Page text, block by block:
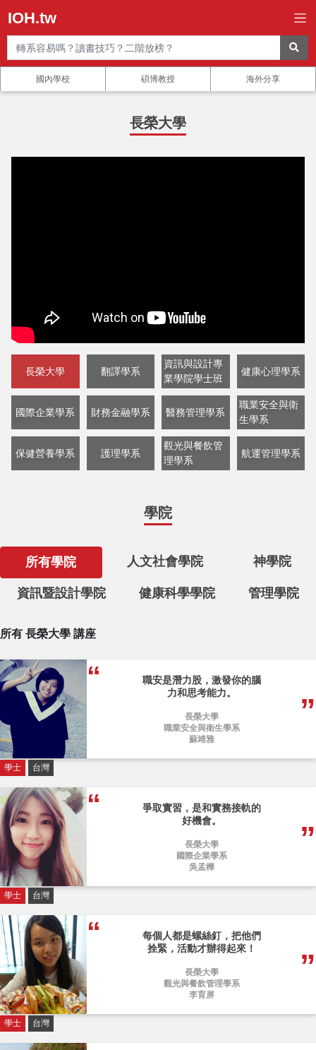
IOH.tw
國內學校 碩博教授 海外分享
長榮大學
長榮大學 翻譯學系
資訊與設計專
業學院學士班
健康心理學系
國際企業學系 財務金融學系 醫務管理學系
職業安全與衛
生學系
保健營養學系 護理學系
觀光與餐飲管
理學系
航運管理學系
學院
所有學院 人文社會學院 神學院
資訊暨設計學院 健康科學學院 管理學院
所有 長榮大學 講座
職安是潛力股，激發你的腦
力和思考能力。
長榮大學
職業安全與衛生學系
蘇靖雅
學士 台灣
爭取實習，是和實務接軌的
好機會。
長榮大學
國際企業學系
吳孟樺
學士 台灣
每個人都是螺絲釘，把他們
拴緊，活動才辦得起來！
長榮大學
觀光與餐飲管理學系
李育屏
學士 台灣